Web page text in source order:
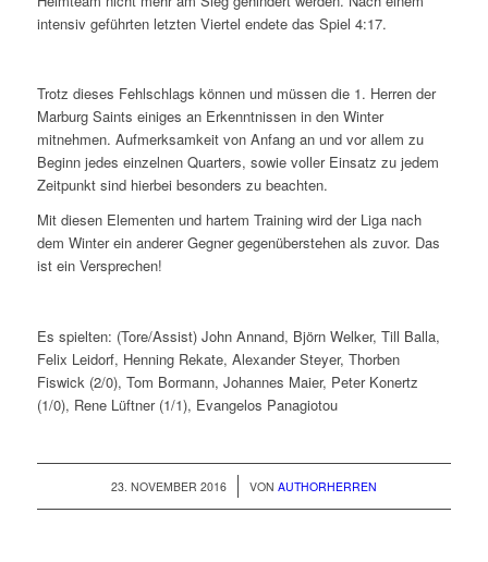
intensiv geführten letzten Viertel endete das Spiel 4:17.
Trotz dieses Fehlschlags können und müssen die 1. Herren der
Marburg Saints einiges an Erkenntnissen in den Winter
mitnehmen. Aufmerksamkeit von Anfang an und vor allem zu
Beginn jedes einzelnen Quarters, sowie voller Einsatz zu jedem
Zeitpunkt sind hierbei besonders zu beachten.
Mit diesen Elementen und hartem Training wird der Liga nach
dem Winter ein anderer Gegner gegenüberstehen als zuvor. Das
ist ein Versprechen!
Es spielten: (Tore/Assist) John Annand, Björn Welker, Till Balla,
Felix Leidorf, Henning Rekate, Alexander Steyer, Thorben
Fiswick (2/0), Tom Bormann, Johannes Maier, Peter Konertz
(1/0), Rene Lüftner (1/1), Evangelos Panagiotou
23. NOVEMBER 2016
/ VON AUTHORHERREN